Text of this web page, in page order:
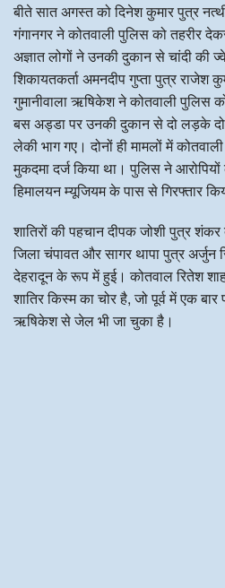
बीते सात अगस्त को दिनेश कुमार पुत्र
गंगानगर ने कोतवाली पुलिस को तहरीर
अज्ञात लोगों ने उनकी दुकान से चांदी की
शिकायतकर्ता अमनदीप गुप्ता पुत्र राजेश
गुमानीवाला ऋषिकेश ने कोतवाली पुलिस
बस अड्डा पर उनकी दुकान से दो लड़के
लेकी भाग गए। दोनों ही मामलों में
मुकदमा दर्ज किया था। पुलिस ने
हिमालयन म्यूजियम के पास से गिरफ्तार
शातिरों की पहचान दीपक जोशी पुत्र
जिला चंपावत और सागर थापा पुत्र अर्जुन
देहरादून के रूप में हुई। कोतवाल रितेश
शातिर किस्म का चोर है, जो पूर्व में एक बार
ऋषिकेश से जेल भी जा चुका है।